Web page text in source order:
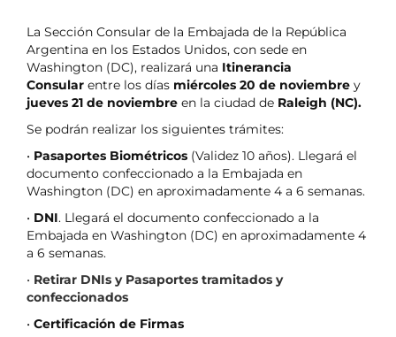
La Sección Consular de la Embajada de la República
Argentina en los Estados Unidos, con sede en
Washington (DC), realizará una Itinerancia
Consular entre los días miércoles 20 de noviembre y
jueves 21 de noviembre en la ciudad de Raleigh (NC).
Se podrán realizar los siguientes trámites:
• Pasaportes Biométricos (Validez 10 años). Llegará el
documento confeccionado a la Embajada en
Washington (DC) en aproximadamente 4 a 6 semanas.
• DNI. Llegará el documento confeccionado a la
Embajada en Washington (DC) en aproximadamente 4
a 6 semanas.
• Retirar DNIs y Pasaportes tramitados y
confeccionados
• Certificación de Firmas